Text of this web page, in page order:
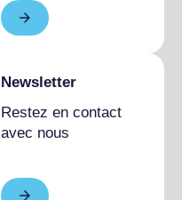
Newsletter
Restez en contact
avec nous